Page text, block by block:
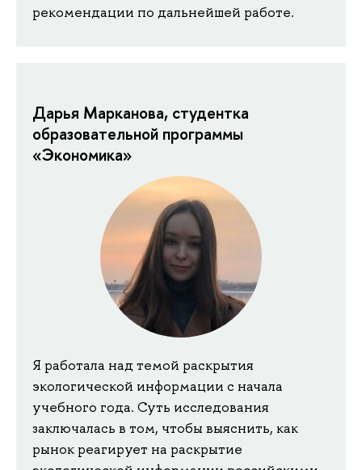
рекомендации по дальнейшей работе.
Дарья Марканова, студентка
образовательной программы
«Экономика»
Я работала над темой раскрытия
экологической информации с начала
учебного года. Суть исследования
заключалась в том, чтобы выяснить, как
рынок реагирует на раскрытие